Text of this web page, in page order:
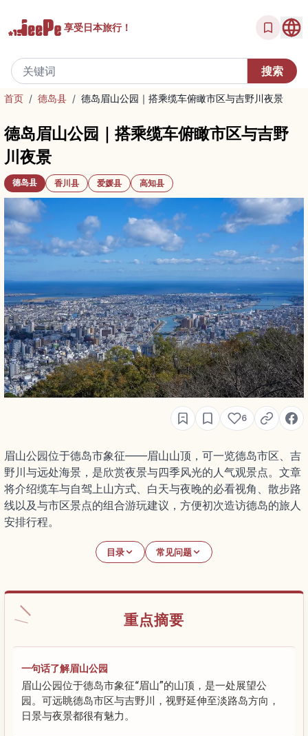
享受日本旅行！
首页 / 德岛县 / 德岛眉山公园｜搭乘缆车俯瞰市区与吉野川夜景
德岛眉山公园｜搭乘缆车俯瞰市区与吉野
川夜景
德岛县 香川县 爱媛县 高知县
6
眉山公园位于德岛市象征——眉山山顶，可一览德岛市区、吉
野川与远处海景，是欣赏夜景与四季风光的人气观景点。文章
将介绍缆车与自驾上山方式、白天与夜晚的必看视角、散步路
线以及与市区景点的组合游玩建议，方便初次造访德岛的旅人
安排行程。
目录 常见问题
重点摘要
一句话了解眉山公园
眉山公园位于德岛市象征“眉山”的山顶，是一处展望公
园。可远眺德岛市区与吉野川，视野延伸至淡路岛方向，
日景与夜景都很有魅力。